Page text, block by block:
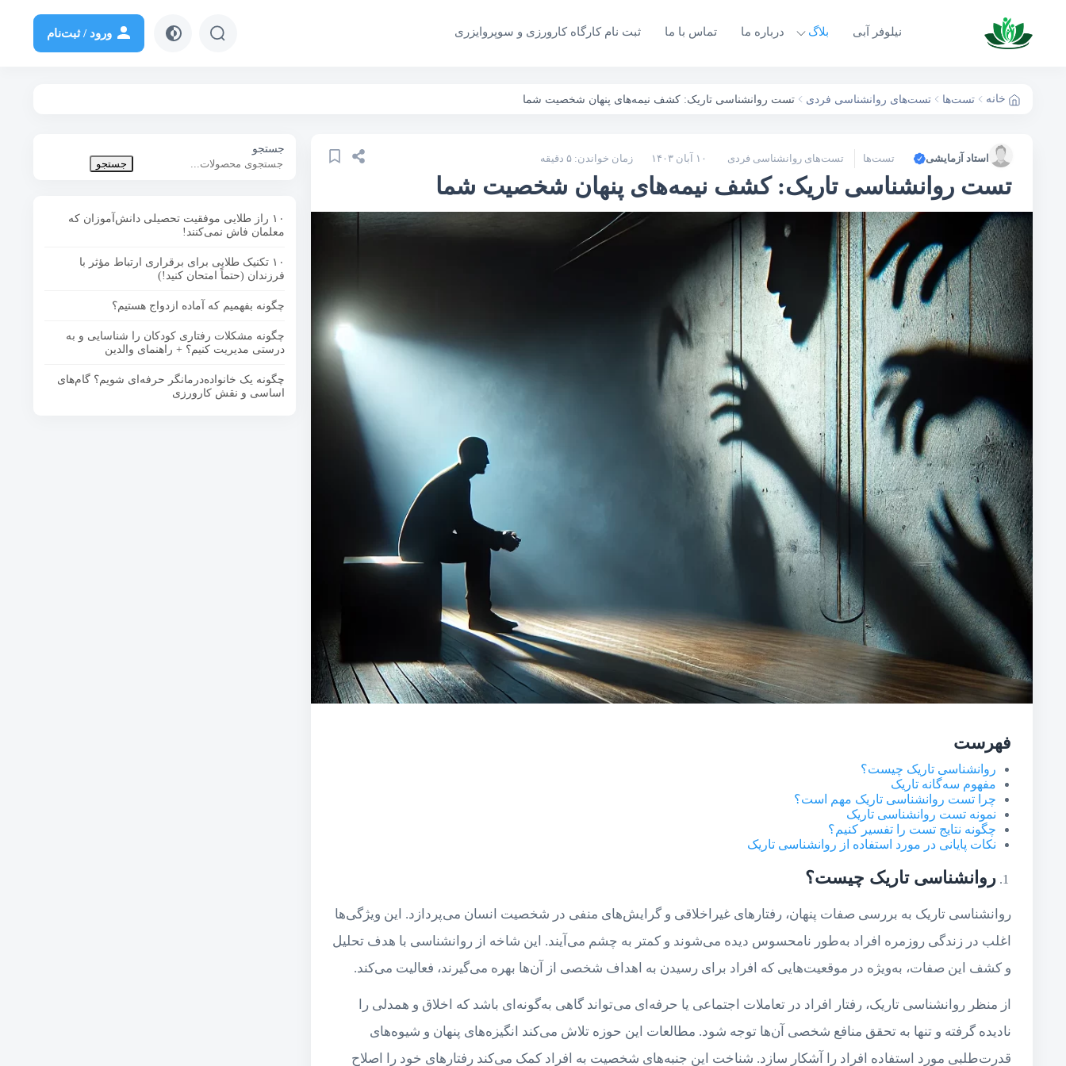
نیلوفر آبی بلاگ
تکنیک‌های تحصیلی و شغلی
ارزیابی‌های تحصیلی و شغلی
مشاوره خانواده و ازدواج
درباره ما تماس با ما ثبت نام کارگاه کارورزی و سوپروایزری ورود / ثبت‌نام
خانه تست‌ها تست‌های روانشناسی فردی تست روانشناسی تاریک: کشف نیمه‌های پنهان شخصیت شما
استاد آزمایشی تست‌ها تست‌های روانشناسی فردی ۱۰ آبان ۱۴۰۳ زمان خواندن: ۵ دقیقه
تست روانشناسی تاریک: کشف نیمه‌های پنهان شخصیت شما
فهرست
روانشناسی تاریک چیست؟
مفهوم سه‌گانه تاریک
چرا تست روانشناسی تاریک مهم است؟
نمونه تست روانشناسی تاریک
چگونه نتایج تست را تفسیر کنیم؟
نکات پایانی در مورد استفاده از روانشناسی تاریک
روانشناسی تاریک چیست؟
روانشناسی تاریک به بررسی صفات پنهان، رفتارهای غیراخلاقی و گرایش‌های منفی در شخصیت انسان می‌پردازد. این ویژگی‌ها
اغلب در زندگی روزمره افراد به‌طور نامحسوس دیده می‌شوند و کمتر به چشم می‌آیند. این شاخه از روانشناسی با هدف تحلیل
و کشف این صفات، به‌ویژه در موقعیت‌هایی که افراد برای رسیدن به اهداف شخصی از آن‌ها بهره می‌گیرند، فعالیت می‌کند.
از منظر روانشناسی تاریک، رفتار افراد در تعاملات اجتماعی یا حرفه‌ای می‌تواند گاهی به‌گونه‌ای باشد که اخلاق و همدلی را
نادیده گرفته و تنها به تحقق منافع شخصی آن‌ها توجه شود. مطالعات این حوزه تلاش می‌کند انگیزه‌های پنهان و شیوه‌های
قدرت‌طلبی مورد استفاده افراد را آشکار سازد. شناخت این جنبه‌های شخصیت به افراد کمک می‌کند رفتارهای خود را اصلاح
جستجو
جستجو
۱۰ راز طلایی موفقیت تحصیلی دانش‌آموزان که
معلمان فاش نمی‌کنند!
۱۰ تکنیک طلایی برای برقراری ارتباط مؤثر با
فرزندان (حتماً امتحان کنید!)
چگونه بفهمیم که آماده ازدواج هستیم؟
چگونه مشکلات رفتاری کودکان را شناسایی و به
درستی مدیریت کنیم؟ + راهنمای والدین
چگونه یک خانواده‌درمانگر حرفه‌ای شویم؟ گام‌های
اساسی و نقش کارورزی